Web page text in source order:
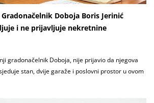
Doboja Boris Jerinić
i ne prijavljuje nekretnine
gradonačelnik Doboja, nije prijavio da njegova
stan, dvije garaže i poslovni prostor u ovom